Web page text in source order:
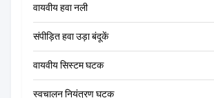
वायवीय हवा नली
संपीड़ित हवा उड़ा बंदूकें
वायवीय सिस्टम घटक
स्वचालन नियंत्रण घटक